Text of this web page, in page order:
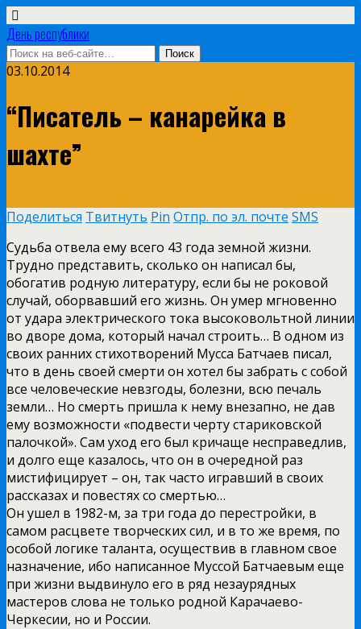
День республики
03.10.2014
“Писатель – канарейка в
шахте”
Поделиться Твитнуть Pin Отпр. по эл. почте SMS
Судьба отвела ему всего 43 года земной жизни.
Трудно представить, сколько он написал бы,
обогатив родную литературу, если бы не роковой
случай, оборвавший его жизнь. Он умер мгновенно
от удара электрического тока высоковольтной линии
во дворе дома, который начал строить… В одном из
своих ранних стихотворений Мусса Батчаев писал,
что в день своей смерти он хотел бы забрать с собой
все человеческие невзгоды, болезни, всю печаль
земли… Но смерть пришла к нему внезапно, не дав
ему возможности «подвести черту стариковской
палочкой». Сам уход его был кричаще несправедлив,
и долго еще казалось, что он в очередной раз
мистифицирует – он, так часто игравший в своих
рассказах и повестях со смертью…
Он ушел в 1982-м, за три года до перестройки, в
самом расцвете творческих сил, и в то же время, по
особой логике таланта, осуществив в главном свое
назначение, ибо написанное Муссой Батчаевым еще
при жизни выдвинуло его в ряд незаурядных
мастеров слова не только родной Карачаево-
Черкесии, но и России.